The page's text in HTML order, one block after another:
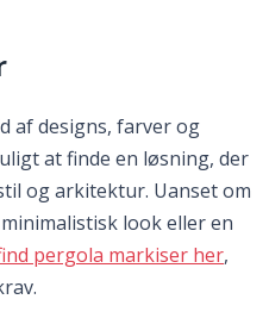
af designs, farver og
at finde en løsning, der
og arkitektur. Uanset om
look eller en
pergola markiser her,